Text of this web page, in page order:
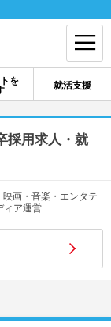
を
就活支援
イン
を忘れた方はこちら
採用求人・就
画・音楽・エンタテ
ィア運営